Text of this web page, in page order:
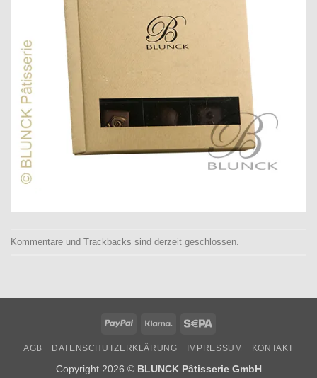
Kommentare und Trackbacks sind derzeit geschlossen.
PayPal Klarna
AGB DATENSCHUTZERKLÄRUNG IMPRESSUM KONTAKT
Copyright 2026 © BLUNCK Pâtisserie GmbH